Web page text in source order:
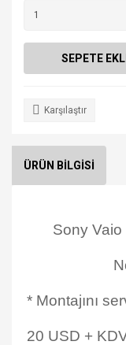
SEPETE
Karşılaştır
ÜRÜN BİLGİSİ
Sony
* Montajını
20 USD +